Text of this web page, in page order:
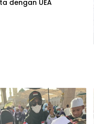
dengan UEA